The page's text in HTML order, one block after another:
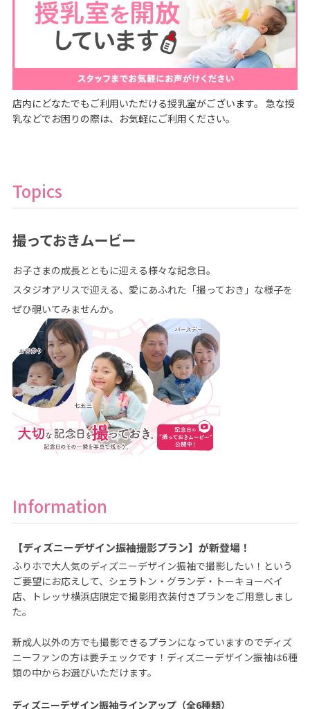
店内にどなたでもご利用いただける授乳室がございます。 急な授
乳などでお困りの際は、お気軽にご利用ください。
Topics
撮っておきムービー
お子さまの成長とともに迎える様々な記念日。
スタジオアリスで迎える、愛にあふれた「撮っておき」な様子を
ぜひ覗いてみませんか。
Information
【ディズニーデザイン振袖撮影プラン】が新登場！
ふりホで大人気のディズニーデザイン振袖で撮影したい！という
ご要望にお応えして、シェラトン・グランデ・トーキョーベイ
店、トレッサ横浜店限定で撮影用衣装付きプランをご用意しまし
た。
新成人以外の方でも撮影できるプランになっていますのでディズ
ニーファンの方は要チェックです！ディズニーデザイン振袖は6種
類の中からお選びいただけます。
ディズニーデザイン振袖ラインアップ（全6種類）